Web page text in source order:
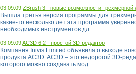
03.09.09ZBrush 3 - новые возможности трехмерной
Вышла третья версия программы для
какие-то несколько лет эта программа
необходимых инструментов дл...
03.09.09AC3D 6.2 - простой 3D-редактор
Компания Inivis Limited объявила о выходе
продукта AC3D. AC3D – это недорогой 3D-
которого можно создавать мод...